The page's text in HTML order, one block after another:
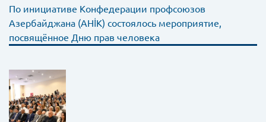
По инициативе Конфедерации профсоюзов
Азербайджана (AHİK) состоялось мероприятие,
посвящённое Дню прав человека